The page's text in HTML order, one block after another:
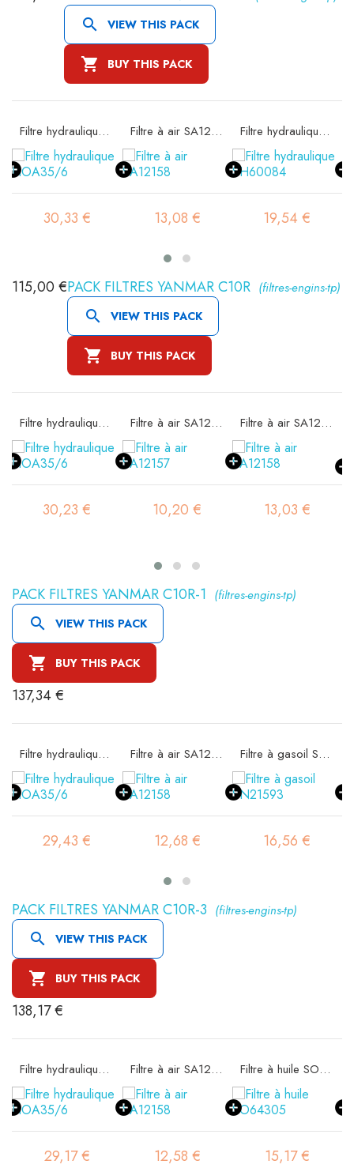
 VIEW THIS PACK
 BUY THIS PACK
Filtre hydraulique FIOA35/6
30,33 €
Filtre à air SA12158
13,08 €
Filtre hydraulique SH60084
19,54 €
PACK FILTRES YANMAR C10R (filtres-engins-tp)
 VIEW THIS PACK
 BUY THIS PACK
115,00 €
Filtre hydraulique FIOA35/6
30,23 €
Filtre à air SA12157
10,20 €
Filtre à air SA12158
13,03 €
PACK FILTRES YANMAR C10R-1 (filtres-engins-tp)
 VIEW THIS PACK
 BUY THIS PACK
137,34 €
Filtre hydraulique FIOA35/6
29,43 €
Filtre à air SA12158
12,68 €
Filtre à gasoil SN21593
16,56 €
PACK FILTRES YANMAR C10R-3 (filtres-engins-tp)
 VIEW THIS PACK
 BUY THIS PACK
138,17 €
Filtre hydraulique FIOA35/6
29,17 €
Filtre à air SA12158
12,58 €
Filtre à huile SO64305
15,17 €